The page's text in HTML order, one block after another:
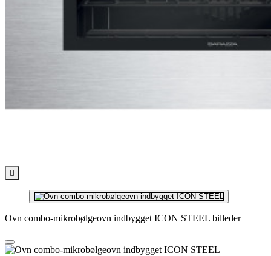

Ovn combo-mikrobølgeovn indbygget ICON STEEL billeder